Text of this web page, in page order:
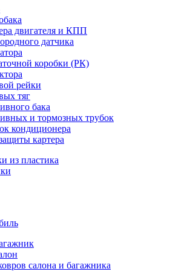
двигателя и КПП
датчика
коробки (РК)
рейки
тяг
бака
и тормозных трубок
кондиционера
картера
из пластика
салона и багажника